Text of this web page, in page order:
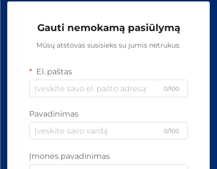
Gauti nemokamą pasiūlymą
Mūsų atstovas susisieks su jumis netrukus.
El. paštas
0/100
Pavadinimas
0/100
Įmonės pavadinimas